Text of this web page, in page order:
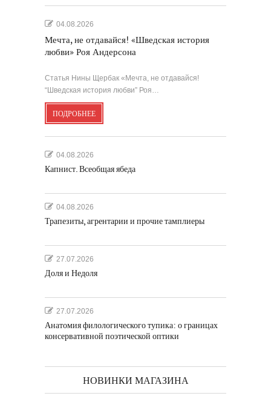
04.08.2026
Мечта, не отдавайся! «Шведская история
любви» Роя Андерсона
Статья Нины Щербак «Мечта, не отдавайся!
“Шведская история любви” Роя…
ПОДРОБНЕЕ
04.08.2026
Капнист. Всеобщая ябеда
04.08.2026
Трапезиты, агрентарии и прочие тамплиеры
27.07.2026
Доля и Недоля
27.07.2026
Анатомия филологического тупика: о границах
консервативной поэтической оптики
НОВИНКИ МАГАЗИНА